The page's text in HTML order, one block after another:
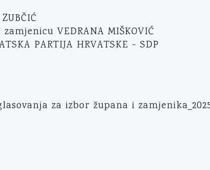
VEDRANA MIŠKOVIĆ
PARTIJA HRVATSKE - SDP
za izbor župana i